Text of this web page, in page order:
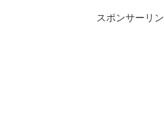
スポンサーリ